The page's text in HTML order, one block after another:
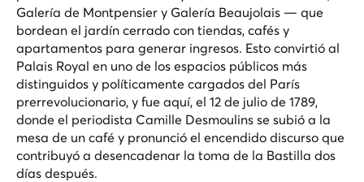
Galería de Montpensier y Galería Beaujolais — que
bordean el jardín cerrado con tiendas, cafés y
apartamentos para generar ingresos. Esto convirtió al
Palais Royal en uno de los espacios públicos más
distinguidos y políticamente cargados del París
prerrevolucionario, y fue aquí, el 12 de julio de 1789,
donde el periodista Camille Desmoulins se subió a la
mesa de un café y pronunció el encendido discurso que
contribuyó a desencadenar la toma de la Bastilla dos
días después.